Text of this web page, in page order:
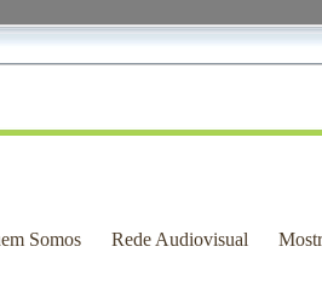
Somos Rede Audiovisual